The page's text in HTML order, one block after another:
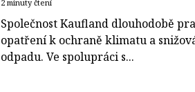
2 minuty čtení
Společnost Kaufland dlouhodobě
opatření k ochraně klimatu a
odpadu. Ve spolupráci s...